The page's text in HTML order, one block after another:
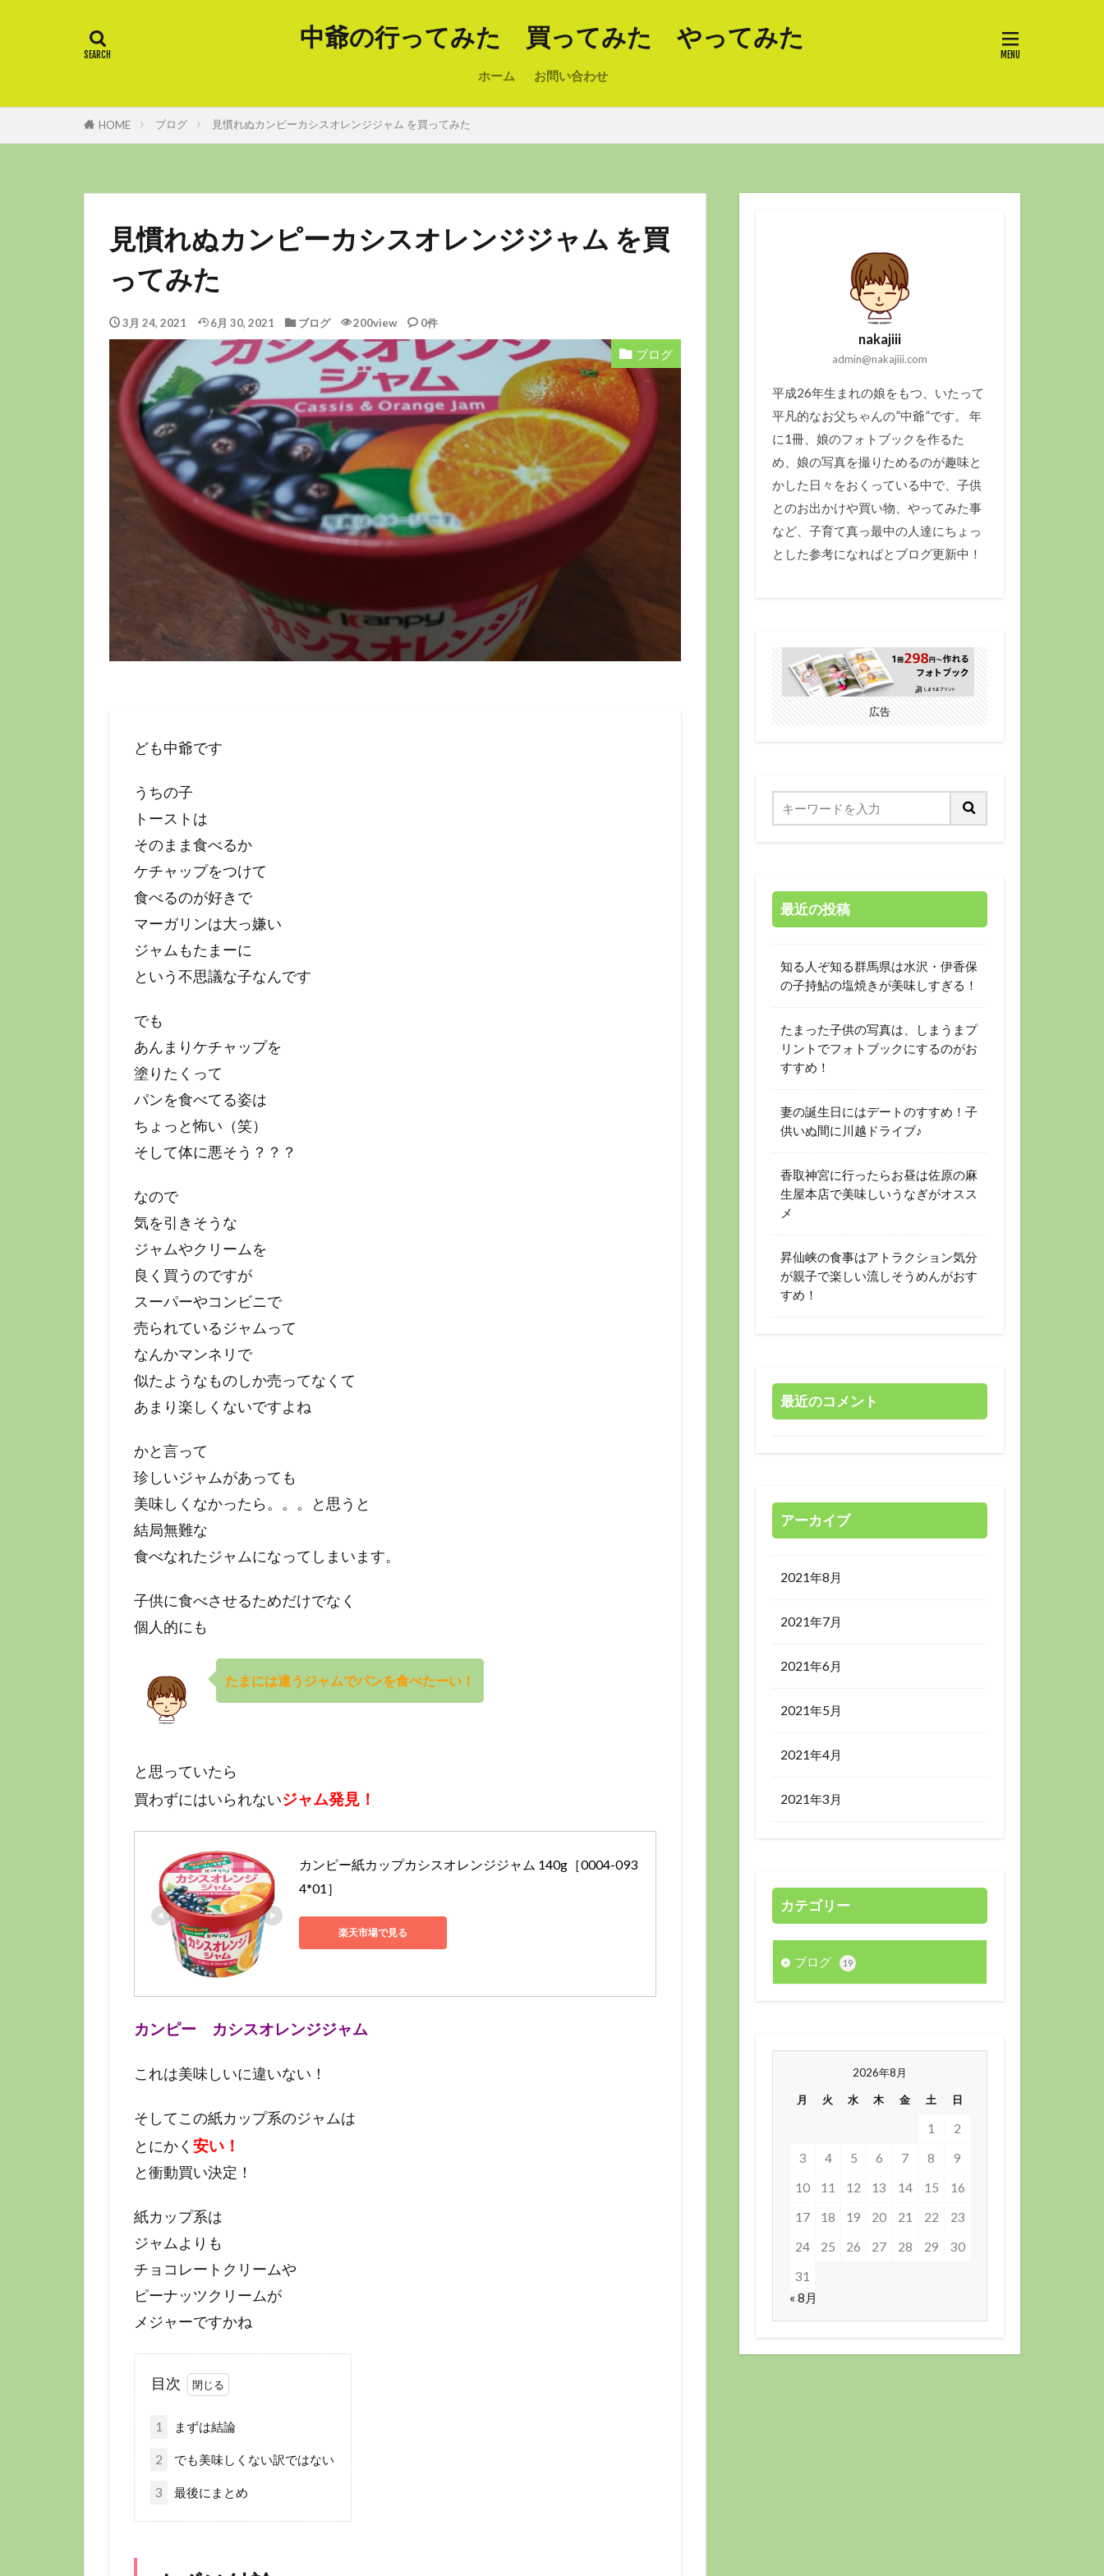
中爺の行ってみた 買ってみた やってみた
ホーム お問い合わせ
HOME ブログ 見慣れぬカンピーカシスオレンジジャム を買ってみた
見慣れぬカンピーカシスオレンジジャム を買
ってみた
3月 24, 2021 6月 30, 2021 ブログ 200view 0件
ブログ
ども中爺です
うちの子
トーストは
そのまま食べるか
ケチャップをつけて
食べるのが好きで
マーガリンは大っ嫌い
ジャムもたまーに
という不思議な子なんです
でも
あんまりケチャップを
塗りたくって
パンを食べてる姿は
ちょっと怖い（笑）
そして体に悪そう？？？
なので
気を引きそうな
ジャムやクリームを
良く買うのですが
スーパーやコンビニで
売られているジャムって
なんかマンネリで
似たようなものしか売ってなくて
あまり楽しくないですよね
かと言って
珍しいジャムがあっても
美味しくなかったら。。。と思うと
結局無難な
食べなれたジャムになってしまいます。
子供に食べさせるためだけでなく
個人的にも
たまには違うジャムでパンを食べたーい！
と思っていたら
買わずにはいられないジャム発見！
カンピー紙カップカシスオレンジジャム 140g［0004-093
4*01］
楽天市場で見る
カンピー カシスオレンジジャム
これは美味しいに違いない！
そしてこの紙カップ系のジャムは
とにかく 安い！
と衝動買い決定！
紙カップ系は
ジャムよりも
チョコレートクリームや
ピーナッツクリームが
メジャーですかね
目次
1 まずは結論
2 でも美味しくない訳ではない
3 最後にまとめ
nakajiii
admin@nakajiii.com
平成26年生まれの娘をもつ、いたって
平凡的なお父ちゃんの”中爺”です。 年
に1冊、娘のフォトブックを作るた
め、娘の写真を撮りためるのが趣味と
かした日々をおくっている中で、子供
とのお出かけや買い物、やってみた事
など、子育て真っ最中の人達にちょっ
とした参考になればとブログ更新中！
広告
最近の投稿
知る人ぞ知る群馬県は水沢・伊香保
の子持鮎の塩焼きが美味しすぎる！
たまった子供の写真は、しまうまプ
リントでフォトブックにするのがお
すすめ！
妻の誕生日にはデートのすすめ！子
供いぬ間に川越ドライブ♪
香取神宮に行ったらお昼は佐原の麻
生屋本店で美味しいうなぎがオスス
メ
昇仙峡の食事はアトラクション気分
が親子で楽しい流しそうめんがおす
すめ！
最近のコメント
アーカイブ
2021年8月
2021年7月
2021年6月
2021年5月
2021年4月
2021年3月
カテゴリー
ブログ 19
2026年8月
月 火 水 木 金 土 日
1
2
3
4 5 6 7 8
9
10
11 12 13 14 15
16
17
18 19 20 21 22
23
24
25 26 27 28 29
30
31
« 8月